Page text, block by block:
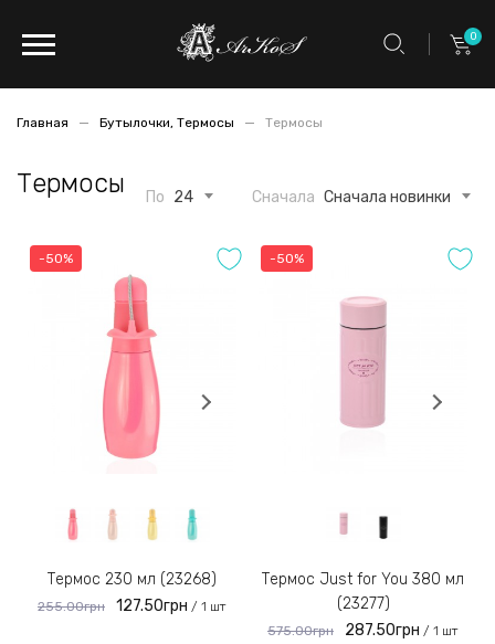
0
Главная Бутылочки, Термосы Термосы
Термосы По 24 Сначала Сначала новинки
-50%
Термос 230 мл (23268)
255.00грн 127.50грн / 1 шт
-50%
Термос Just for You 380 мл
(23277)
575.00грн 287.50грн / 1 шт